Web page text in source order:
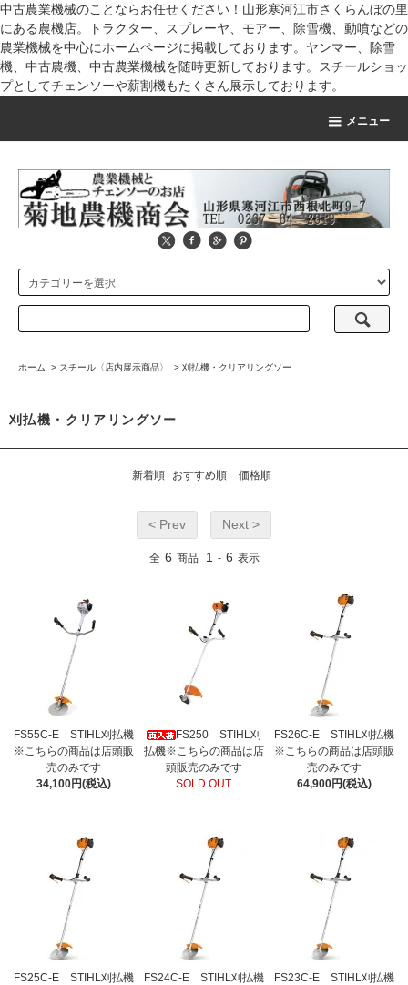
中古農業機械のことならお任せください！山形寒河江市さくらんぼの里
にある農機店。トラクター、スプレーヤ、モアー、除雪機、動噴などの
農業機械を中心にホームページに掲載しております。ヤンマー、除雪
機、中古農機、中古農業機械を随時更新しております。スチールショッ
プとしてチェンソーや薪割機もたくさん展示しております。
メニュー
ホーム > スチール〈店内展示商品〉 > 刈払機・クリアリングソー
刈払機・クリアリングソー
新着順 おすすめ順 価格順
< Prev Next >
全 6 商品 1 - 6 表示
FS55C-E STIHL刈払機
※こちらの商品は店頭販
売のみです
34,100円(税込)
FS250 STIHL刈
払機※こちらの商品は店
頭販売のみです
SOLD OUT
FS26C-E STIHL刈払機
※こちらの商品は店頭販
売のみです
64,900円(税込)
FS25C-E STIHL刈払機
FS24C-E STIHL刈払機
FS23C-E STIHL刈払機